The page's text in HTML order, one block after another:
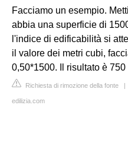
Facciamo un esempio.
abbia una superficie di
l'indice di edificabilità si
il valore dei metri cubi,
0,50*1500. Il risultato è 750
Richiesta di rimozione della fonte |
edilizia.com